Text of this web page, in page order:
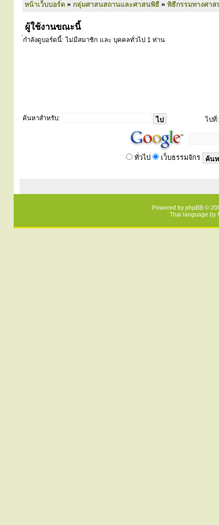
หน้าเว็บบอร์ด » กลุ่มศาสนสถานและศาสนพิธี » พิธีกรรมทางศา
ผู้ใช้งานขณะนี้
่กำลังดูบอร์ดนี้: ไม่มีสมาชิก และ บุคคลทั่วไป 1 ท่าน
ค้นหาสำหรับ: ไปที่:
ทั่วไป เว็บธรรมจักร
Powered by phpBB ©
Thai language by